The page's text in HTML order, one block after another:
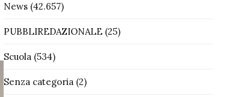
News(42.657)
PUBBLIREDAZIONALE(25)
Scuola(534)
Senza categoria(2)